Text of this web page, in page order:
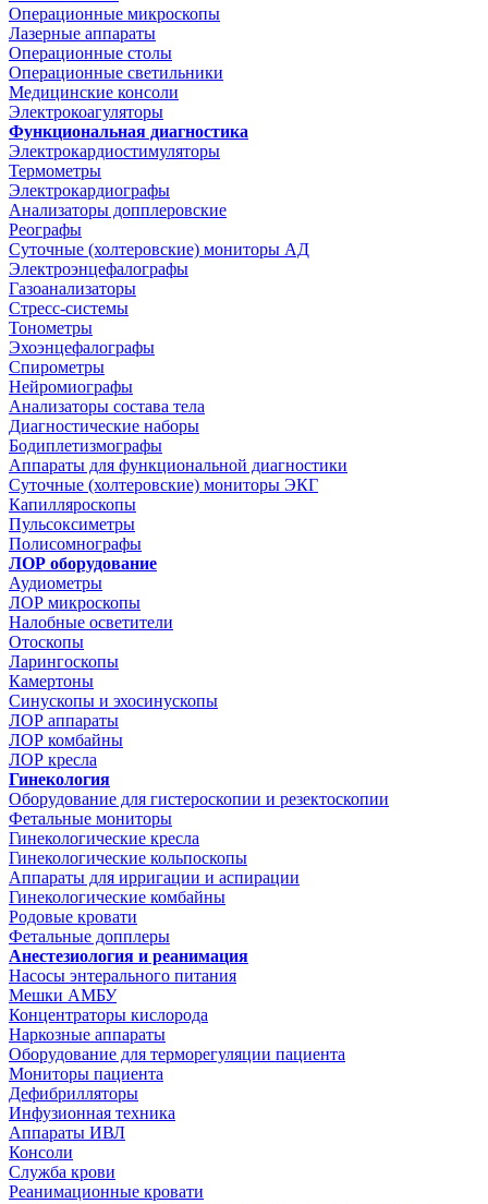
Операционные микроскопы
Лазерные аппараты
Операционные столы
Операционные светильники
Медицинские консоли
Электрокоагуляторы
Функциональная диагностика
Электрокардиостимуляторы
Термометры
Электрокардиографы
Анализаторы допплеровские
Реографы
Суточные (холтеровские) мониторы АД
Электроэнцефалографы
Газоанализаторы
Стресс-системы
Тонометры
Эхоэнцефалографы
Спирометры
Нейромиографы
Анализаторы состава тела
Диагностические наборы
Бодиплетизмографы
Аппараты для функциональной диагностики
Суточные (холтеровские) мониторы ЭКГ
Капилляроскопы
Пульсоксиметры
Полисомнографы
ЛОР оборудование
Аудиометры
ЛОР микроскопы
Налобные осветители
Отоскопы
Ларингоскопы
Камертоны
Синускопы и эхосинускопы
ЛОР аппараты
ЛОР комбайны
ЛОР кресла
Гинекология
Оборудование для гистероскопии и резектоскопии
Фетальные мониторы
Гинекологические кресла
Гинекологические кольпоскопы
Аппараты для ирригации и аспирации
Гинекологические комбайны
Родовые кровати
Фетальные допплеры
Анестезиология и реанимация
Насосы энтерального питания
Мешки АМБУ
Концентраторы кислорода
Наркозные аппараты
Оборудование для терморегуляции пациента
Мониторы пациента
Дефибрилляторы
Инфузионная техника
Аппараты ИВЛ
Консоли
Служба крови
Реанимационные кровати